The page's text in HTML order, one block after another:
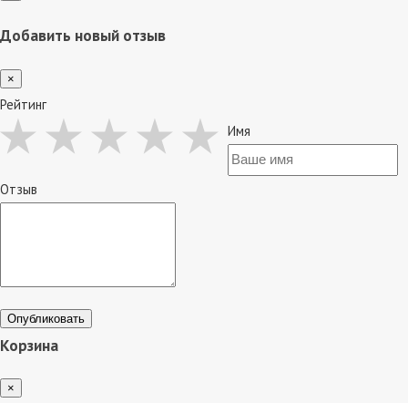
Добавить новый отзыв
×
Рейтинг
Имя
Отзыв
Опубликовать
Корзина
×